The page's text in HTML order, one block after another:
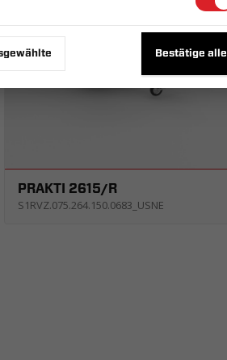
PRAKTI 2615/R
S1RVZ.075.264.150.0683_USNE
Bestätige alle